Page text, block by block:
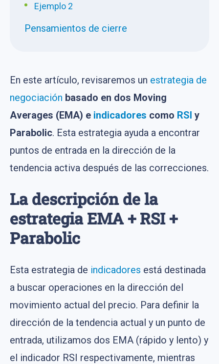
Ejemplo 2
Pensamientos de cierre
En este artículo, revisaremos un estrategia de
negociación basado en dos Moving
Averages (EMA) e indicadores como RSI y
Parabolic. Esta estrategia ayuda a encontrar
puntos de entrada en la dirección de la
tendencia activa después de las correcciones.
La descripción de la
estrategia EMA + RSI +
Parabolic
Esta estrategia de indicadores está destinada
a buscar operaciones en la dirección del
movimiento actual del precio. Para definir la
dirección de la tendencia actual y un punto de
entrada, utilizamos dos EMA (rápido y lento) y
el indicador RSI respectivamente, mientras